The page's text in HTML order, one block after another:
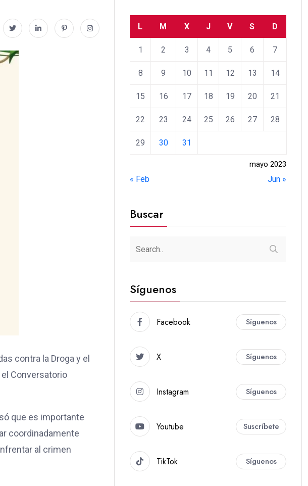
contra la Droga y el
el Conversatorio
que es importante
coordinadamente
al crimen
mayo 2023
L M X J V S D
1 2 3 4 5 6 7
8 9 10 11 12 13 14
15 16 17 18 19 20 21
22 23 24 25 26 27 28
29 30 31
« Feb Jun »
Buscar
Síguenos
Facebook Síguenos
X Síguenos
Instagram Síguenos
Youtube Suscríbete
TikTok Síguenos